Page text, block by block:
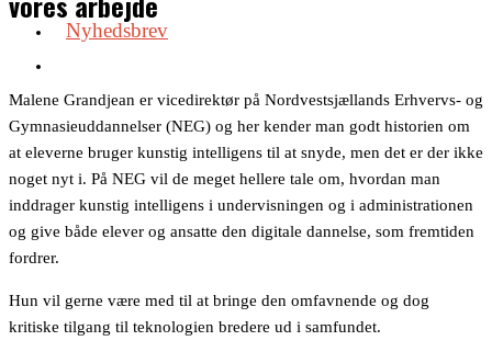
Nyhedsbrev
Malene Grandjean er vicedirektør på Nordvestsjællands Erhvervs- og
Gymnasieuddannelser (NEG) og her kender man godt historien om
at eleverne bruger kunstig intelligens til at snyde, men det er der ikke
noget nyt i. På NEG vil de meget hellere tale om, hvordan man
inddrager kunstig intelligens i undervisningen og i administrationen
og give både elever og ansatte den digitale dannelse, som fremtiden
fordrer.
Hun vil gerne være med til at bringe den omfavnende og dog
kritiske tilgang til teknologien bredere ud i samfundet.